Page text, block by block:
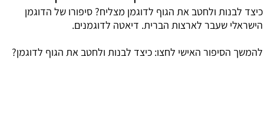
כיצד לבנות ולחטב את הגוף לדוגמן מצליח? סיפורו של הדוגמן
הישראלי שעבר לארצות הברית. דיאטה לדוגמנים.
להמשך הסיפור האישי לחצו: כיצד לבנות ולחטב את הגוף לדוגמן?